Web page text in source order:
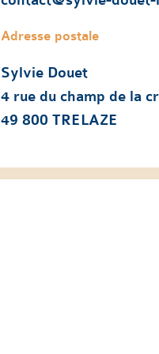
Adresse postale
Sylvie Douet
4 rue du champ de la
49 800 TRELAZE